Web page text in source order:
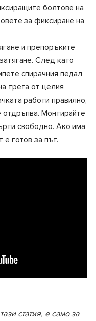
болтове на
за фиксиране на
и препоръките
След като
спирачния педал,
трета от целия
работи правилно,
Монтирайте
свободно. Ако има
готов за път.
статия, е само за